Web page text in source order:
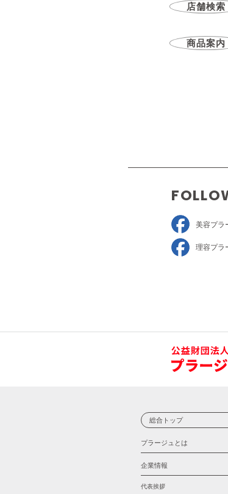
店舗検索
商品案内
美容プラ
理容プラ
総合トップ
プラージュとは
企業情報
代表挨拶